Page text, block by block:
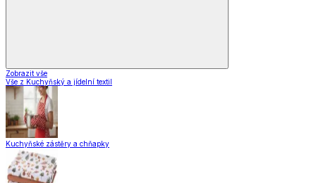
Zobrazit vše
Vše z Kuchyňský a jídelní textil
Kuchyňské zástěry a chňapky